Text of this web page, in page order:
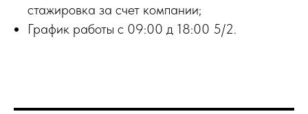
стажировка за счет компании;
График работы с 09:00 д 18:00 5/2.